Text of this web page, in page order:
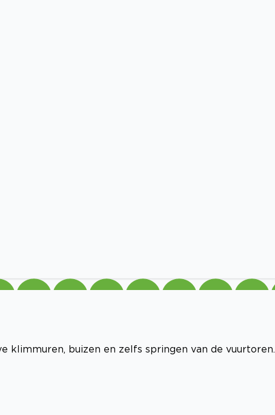
klimmuren, buizen en zelfs springen van de vuurtoren.